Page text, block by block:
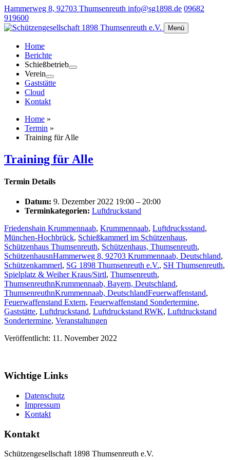
Hammerweg 8, 92703 Thumsenreuth info@sg1898.de 09682
919600
Menü
Home
Berichte
Schießbetrieb
Verein
Gaststätte
Cloud
Kontakt
Home »
Termin »
Training für Alle
Training für Alle
Termin Details
Datum: 9. Dezember 2022 19:00 – 20:00
Terminkategorien: Luftdruckstand
Friedenshain Krummennaab, Krummennaab, Luftdrucksstand,
München-Hochbrück, Schießkammerl im Schützenhaus,
Schützenhaus Thumsenreuth, Schützenhaus, Thumsenreuth,
SchützenhausnHammerweg 8, 92703 Krummennaab, Deutschland,
Schützenkammerl, SG 1898 Thumsenreuth e.V., SH Thumsenreuth,
Spielplatz & Weiher Kraus/Sirtl, Thumsenreuth,
ThumsenreuthnKrummennaab, Bayern, Deutschland,
ThumsenreuthnKrummennaab, DeutschlandFeuerwaffenstand,
Feuerwaffenstand Extern, Feuerwaffenstand Sondertermine,
Gaststätte, Luftdruckstand, Luftdruckstand RWK, Luftdruckstand
Sondertermine, Veranstaltungen
Veröffentlicht: 11. November 2022
Wichtige Links
Datenschutz
Impressum
Kontakt
Kontakt
Schützengesellschaft 1898 Thumsenreuth e.V.